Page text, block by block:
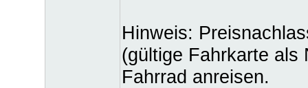
Hinweis:
(gültige Fahrkarte als
Fahrrad anreisen.